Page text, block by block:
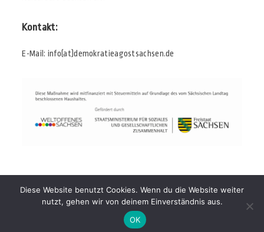
Kontakt:
E-Mail: info(at)demokratieagostsachsen.de
Diese Website benutzt Cookies. Wenn du die Website weiter
nutzt, gehen wir von deinem Einverständnis aus.
OK